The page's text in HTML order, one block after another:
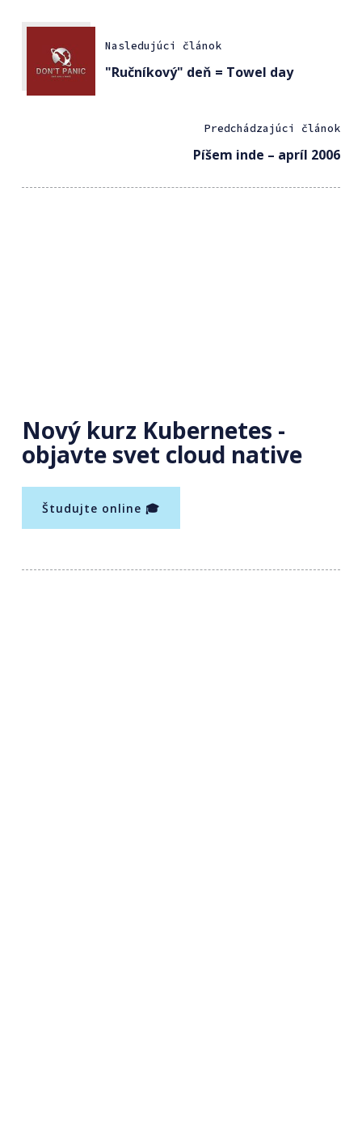
Nasledujúci článok
"Ručníkový" deň = Towel day
Predchádzajúci článok
Píšem inde – apríl 2006
Nový kurz Kubernetes -
objavte svet cloud native
Študujte online 🎓